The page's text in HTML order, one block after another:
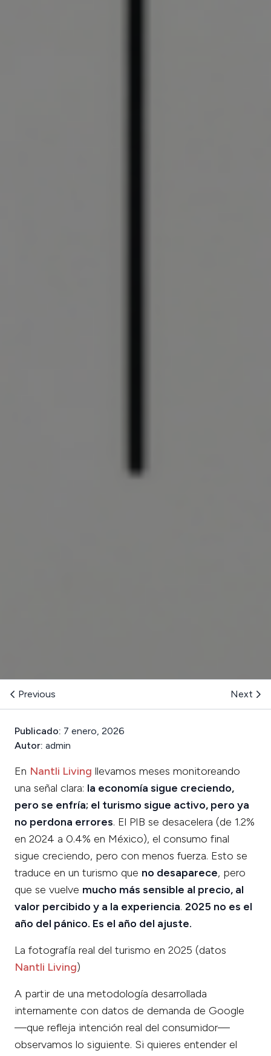
Previous Next
Publicado: 7 enero, 2026
Autor: admin
En Nantli Living llevamos meses monitoreando
una señal clara: la economía sigue creciendo,
pero se enfría; el turismo sigue activo, pero ya
no perdona errores. El PIB se desacelera (de 1.2%
en 2024 a 0.4% en México), el consumo final
sigue creciendo, pero con menos fuerza. Esto se
traduce en un turismo que no desaparece, pero
que se vuelve mucho más sensible al precio, al
valor percibido y a la experiencia. 2025 no es el
año del pánico. Es el año del ajuste.
La fotografía real del turismo en 2025 (datos
Nantli Living)
A partir de una metodología desarrollada
internamente con datos de demanda de Google
—que refleja intención real del consumidor—
observamos lo siguiente. Si quieres entender el